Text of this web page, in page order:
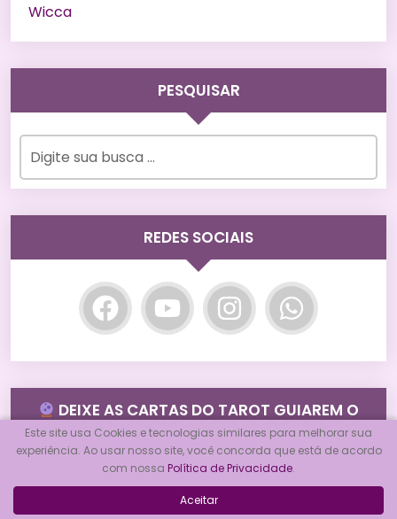
Wicca
PESQUISAR
REDES SOCIAIS
DEIXE AS CARTAS DO TAROT GUIAREM O
SEU CAMINHO!
questões importantes em sua vida?
Este site usa Cookies e tecnologias similares para melhorar sua
experiência. Ao usar nosso site, você concorda que está de acordo
com nossa Política de Privacidade.
Aceitar